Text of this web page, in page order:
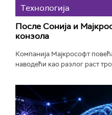
Технологијa
После Сонија и
конзола
Компанија Мајкрософт
наводећи као разлог раст